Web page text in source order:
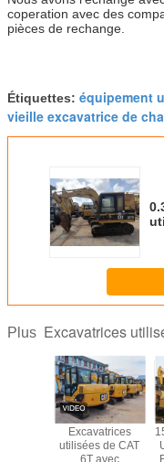
coperation avec des
pièces de rechange.
Étiquettes: équipement
vieille excavatrice de
Plus Excavatrices
Excavatrices
utilisées de CAT
6T avec